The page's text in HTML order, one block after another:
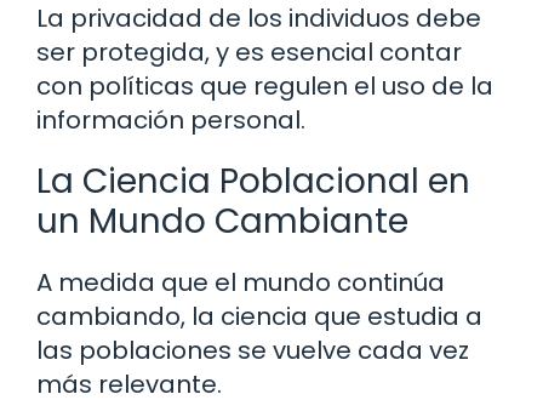
La privacidad de los individuos debe
ser protegida, y es esencial contar
con políticas que regulen el uso de la
información personal.
La Ciencia Poblacional en
un Mundo Cambiante
A medida que el mundo continúa
cambiando, la ciencia que estudia a
las poblaciones se vuelve cada vez
más relevante.